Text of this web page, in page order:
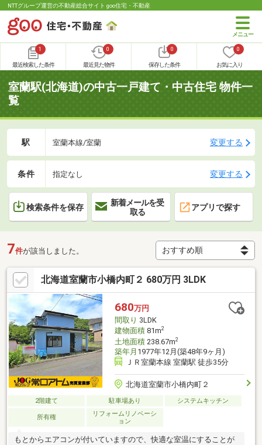
NTTグループ運営の不動産総合サイト goo住宅・不動産
1
最近検索した条件
0
最近見た物件
0
保存した条件
0
お気に入り
室蘭駅(北海道)の中古一戸建て・中古住宅 物件一
覧
駅 室蘭本線/室蘭 変更する
条件 指定なし 変更する
検索条件を保存
新着メールを受
取る
アプリで探す
7件が該当しました。
北海道室蘭市小橋内町２ 680万円 3LDK
680万円
間取り 3LDK
建物面積81m2
土地面積238.67m2
築年月 1977年12月(築48年9ヶ月)
ＪＲ室蘭本線 室蘭駅 徒歩35分
北海道室蘭市小橋内町２
2階建て 駐車場あり システムキッチン
所有権
リフォームリノベーシ
ョン
もとからエアコンが付いていますので、快適な室温にすることが